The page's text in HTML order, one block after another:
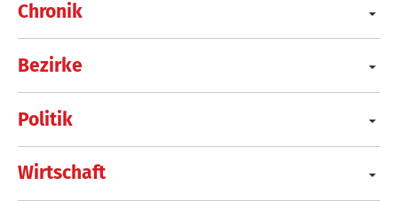
Chronik
Bezirke
Politik
Wirtschaft